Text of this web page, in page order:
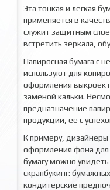
Эта тонкая и легкая
применяется в
служит защитным
встретить зеркала,
Папиросная бумага с
используют для
оформления выкроек
заменой кальки.
предназначение
продукции, ее с
К примеру, дизайнеры
оформления фона
бумагу можно
скрапбукинг:
кондитерские